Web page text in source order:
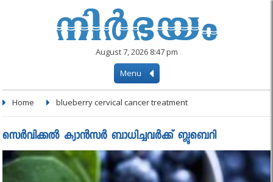
August 7, 2026 8:47 pm
Menu
Home blueberry cervical cancer treatment
സെര്‍വിക്കല്‍ ക്യാന്‍സര്‍ ബാധിച്ചവര്‍ക്ക് ബ്ലൂബെറി